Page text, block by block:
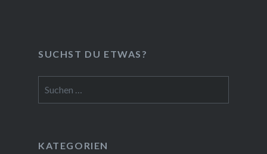
SUCHST DU ETWAS?
nach:
KATEGORIEN